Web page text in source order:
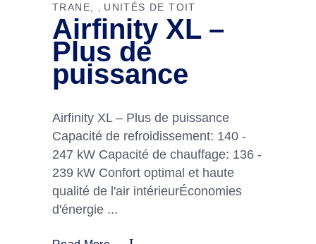
TRANE
UNITÉS DE TOIT
Airfinity XL –
Plus de
puissance
Airfinity XL – Plus de puissance
Capacité de refroidissement: 140 -
247 kW Capacité de chauffage: 136 -
239 kW Confort optimal et haute
qualité de l'air intérieurÉconomies
d'énergie